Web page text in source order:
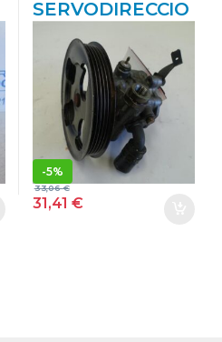
SERVODIRECCIO
MONTERO PININ
(H6_W, H7_W) 1.8
GDI (H66W)
4G93 VERDE
-5%
31,41€
33,06€